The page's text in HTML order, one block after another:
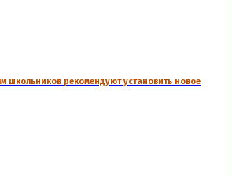
школьников рекомендуют установить новое